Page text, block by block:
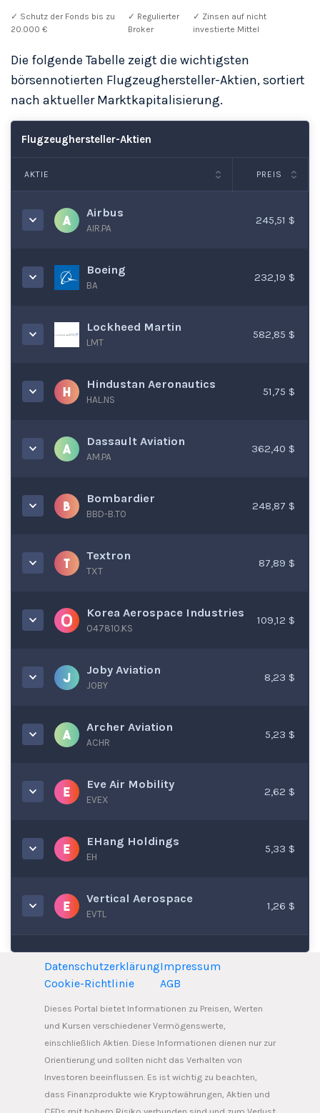
✓ Schutz der Fonds bis zu
20.000 €
✓ Regulierter
Broker
✓ Zinsen auf nicht
investierte Mittel
Die folgende Tabelle zeigt die wichtigsten
börsennotierten Flugzeughersteller-Aktien, sortiert
nach aktueller Marktkapitalisierung.
Flugzeughersteller-Aktien
AKTIE PREIS
Airbus
AIR.PA
245,51 $
Boeing
BA
232,19 $
Lockheed Martin
LMT
582,85 $
Hindustan Aeronautics
HAL.NS
51,75 $
Dassault Aviation
AM.PA
362,40 $
Bombardier
BBD-B.TO
248,87 $
Textron
TXT
87,89 $
Korea Aerospace Industries
047810.KS
109,12 $
Joby Aviation
JOBY
8,23 $
Archer Aviation
ACHR
5,23 $
Eve Air Mobility
EVEX
2,62 $
EHang Holdings
EH
5,33 $
Vertical Aerospace
EVTL
1,26 $
Datenschutzerklärung
Cookie-Richtlinie
Impressum
AGB
Dieses Portal bietet Informationen zu Preisen, Werten
und Kursen verschiedener Vermögenswerte,
einschließlich Aktien. Diese Informationen dienen nur zur
Orientierung und sollten nicht das Verhalten von
Investoren beeinflussen. Es ist wichtig zu beachten,
dass Finanzprodukte wie Kryptowährungen, Aktien und